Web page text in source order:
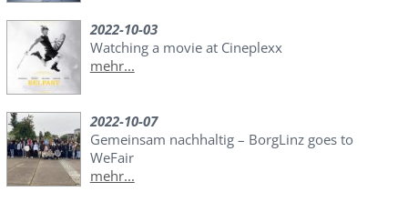
2022-10-03
Watching a movie at Cineplexx
mehr...
2022-10-07
Gemeinsam nachhaltig – BorgLinz goes to
WeFair
mehr...